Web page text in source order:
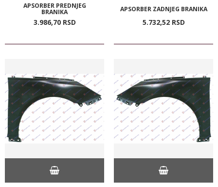
APSORBER PREDNJEG
BRANIKA
3.986,70 RSD
APSORBER ZADNJEG BRANIKA
5.732,52 RSD